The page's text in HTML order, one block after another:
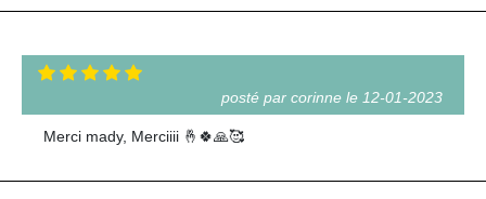
posté par corinne le 12-01-2023
Merci mady, Merciiii 🤞🍀🙏🥰